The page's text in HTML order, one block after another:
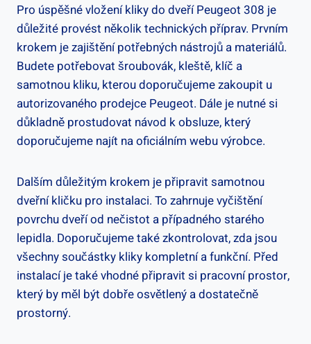
Pro úspěšné vložení ​kliky do dveří Peugeot 308 ⁤je
důležité provést několik technických⁤ příprav. Prvním
krokem je​ zajištění potřebných nástrojů a⁤ materiálů.
Budete⁣ potřebovat⁢ šroubovák, kleště, klíč a
samotnou kliku,‍ kterou doporučujeme zakoupit u
autorizovaného prodejce Peugeot. Dále je nutné si
důkladně prostudovat návod k obsluze, který
doporučujeme najít na oficiálním webu výrobce.
Dalším důležitým krokem je ⁣připravit samotnou
dveřní kličku pro ​instalaci. To zahrnuje vyčištění
povrchu dveří od nečistot a případného starého
lepidla. Doporučujeme také zkontrolovat, zda jsou
všechny součástky kliky kompletní a funkční. Před⁣
instalací je také vhodné připravit si pracovní prostor,
‍který ‍by měl být dobře⁣ osvětlený a dostatečně
prostorný.